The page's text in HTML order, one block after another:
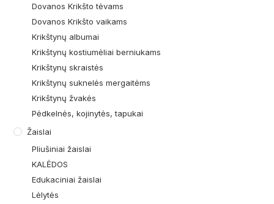
Dovanos Krikšto tėvams
Dovanos Krikšto vaikams
Krikštynų albumai
Krikštynų kostiumėliai berniukams
Krikštynų skraistės
Krikštynų suknelės mergaitėms
Krikštynų žvakės
Pėdkelnės, kojinytės, tapukai
Žaislai
Pliušiniai žaislai
KALĖDOS
Edukaciniai žaislai
Lėlytės